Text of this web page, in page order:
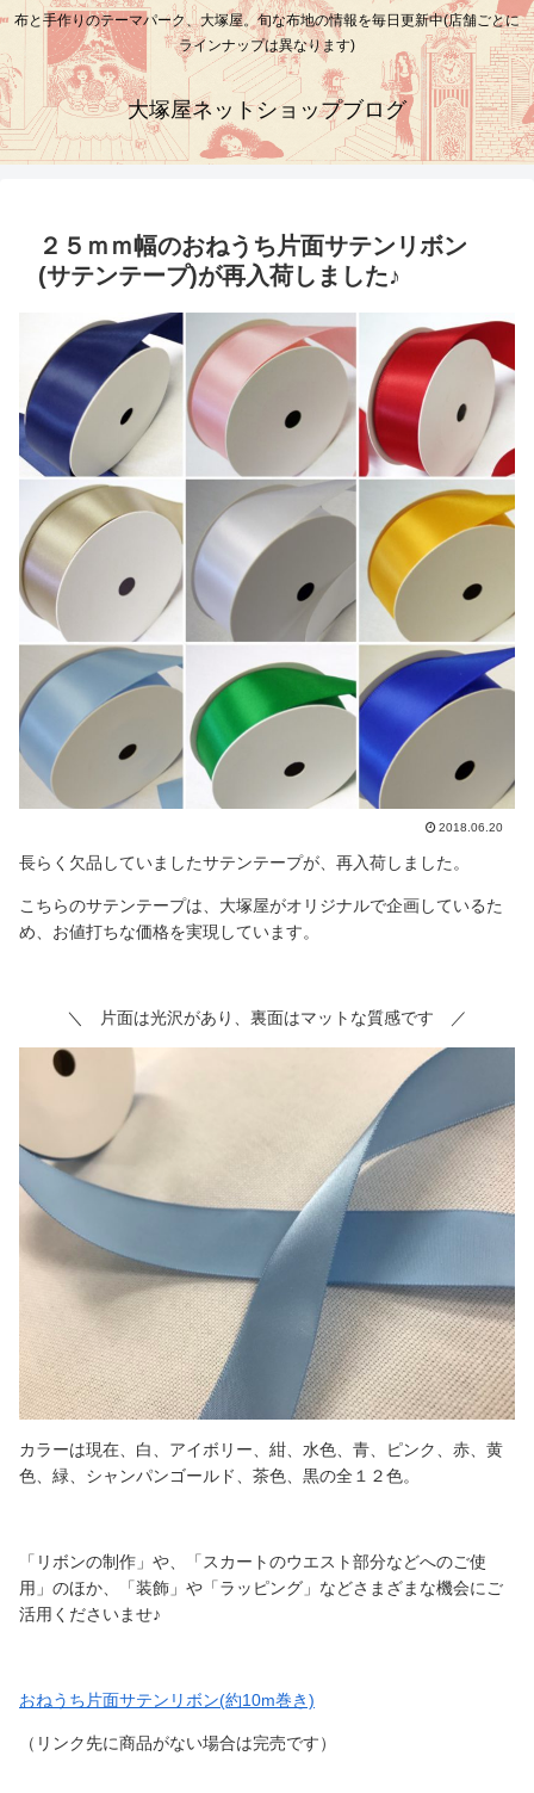
布と手作りのテーマパーク、大塚屋。旬な布地の情報を毎日更新中(店舗ごとに
ラインナップは異なります)
大塚屋ネットショップブログ
２５ｍｍ幅のおねうち片面サテンリボン
(サテンテープ)が再入荷しました♪
2018.06.20
長らく欠品していましたサテンテープが、再入荷しました。
こちらのサテンテープは、大塚屋がオリジナルで企画しているた
め、お値打ちな価格を実現しています。
＼ 片面は光沢があり、裏面はマットな質感です ／
カラーは現在、白、アイボリー、紺、水色、青、ピンク、赤、黄
色、緑、シャンパンゴールド、茶色、黒の全１２色。
「リボンの制作」や、「スカートのウエスト部分などへのご使
用」のほか、「装飾」や「ラッピング」などさまざまな機会にご
活用くださいませ♪
おねうち片面サテンリボン(約10m巻き)
（リンク先に商品がない場合は完売です）